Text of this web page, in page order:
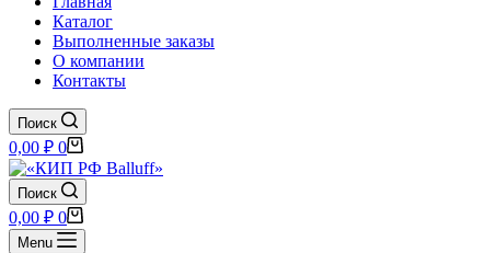
Каталог
Выполненные заказы
О компании
Контакты
Поиск
Корзина
0,00 ₽ 0
Поиск
Корзина
0,00 ₽ 0
Menu